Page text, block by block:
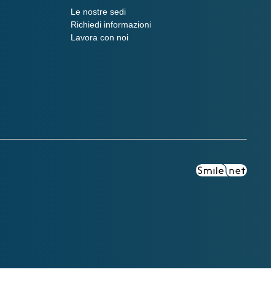
Le nostre sedi
Richiedi informazioni
Lavora con noi